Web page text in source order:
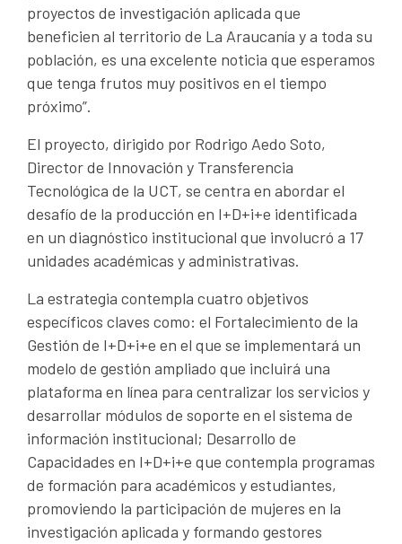
proyectos de investigación aplicada que
beneficien al territorio de La Araucanía y a toda su
población, es una excelente noticia que esperamos
que tenga frutos muy positivos en el tiempo
próximo”.
El proyecto, dirigido por Rodrigo Aedo Soto,
Director de Innovación y Transferencia
Tecnológica de la UCT, se centra en abordar el
desafío de la producción en I+D+i+e identificada
en un diagnóstico institucional que involucró a 17
unidades académicas y administrativas.
La estrategia contempla cuatro objetivos
específicos claves como: el Fortalecimiento de la
Gestión de I+D+i+e en el que se implementará un
modelo de gestión ampliado que incluirá una
plataforma en línea para centralizar los servicios y
desarrollar módulos de soporte en el sistema de
información institucional; Desarrollo de
Capacidades en I+D+i+e que contempla programas
de formación para académicos y estudiantes,
promoviendo la participación de mujeres en la
investigación aplicada y formando gestores